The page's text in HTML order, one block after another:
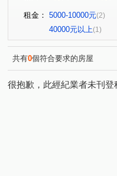
雙享樓(1) 昭揚君
興業馬可波羅(1)
六合一街(1) 高
中正三街(1)
中山東路(1) 中
民光東路(1) 中
租金： 5000-10000元(2)
40000元以上(1)
共有0個符合要求的房屋
很抱歉，此經紀業者未刊登